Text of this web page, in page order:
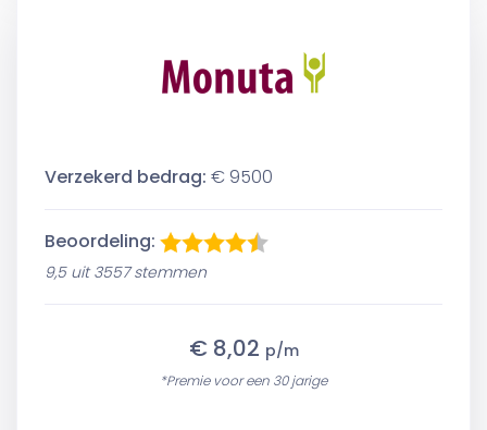
Verzekerd bedrag: € 9500
Beoordeling:
9,5 uit 3557 stemmen
€ 8,02 p/m
*Premie voor een 30 jarige